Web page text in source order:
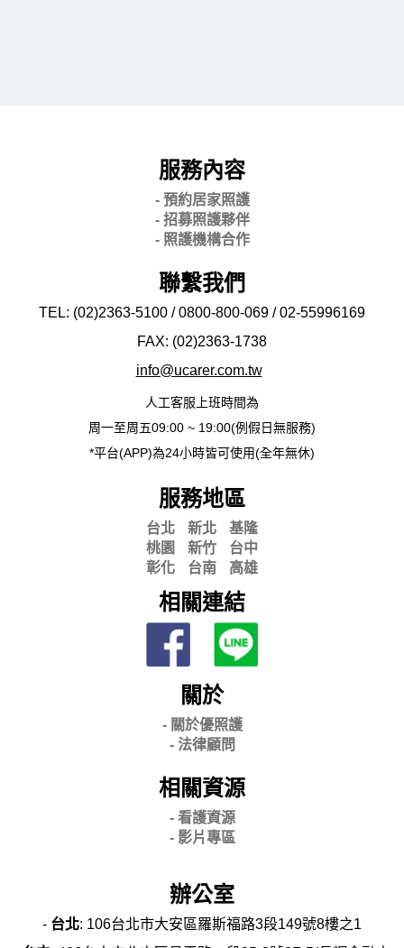
服務內容
- 預約居家照護
- 招募照護夥伴
- 照護機構合作
聯繫我們
TEL: (02)2363-5100 / 0800-800-069 / 02-55996169
FAX: (02)2363-1738
info@ucarer.com.tw
人工客服上班時間為
周一至周五09:00 ~ 19:00(例假日無服務)
*平台(APP)為24小時皆可使用(全年無休)
服務地區
台北 新北
基隆
桃園
新竹
台中
彰化
台南 高雄
相關連結
關於
- 關於優照護
- 法律顧問
相關資源
- 看護資源
- 影片專區
辦公室
- 台北: 106台北市大安區羅斯福路3段149號8樓之1